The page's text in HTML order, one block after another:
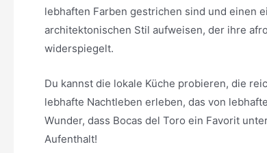
lebhaften Farben gestrichen sind und einen
architektonischen Stil aufweisen, der ihre
widerspiegelt.
Du kannst die lokale Küche probieren, die
lebhafte Nachtleben erleben, das von
Wunder, dass Bocas del Toro ein Favorit
Aufenthalt!